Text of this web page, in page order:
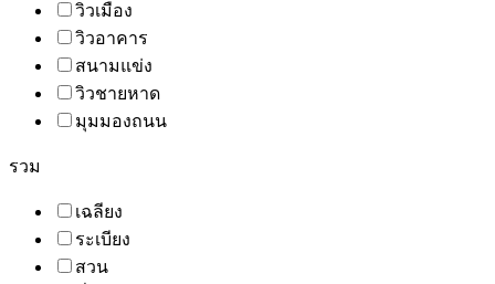
วิวเมือง
วิวอาคาร
สนามแข่ง
วิวชายหาด
มุมมองถนน
รวม
เฉลียง
ระเบียง
สวน